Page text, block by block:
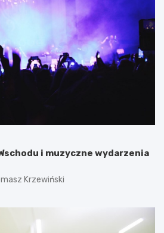
i muzyczne wydarzenia
Krzewiński